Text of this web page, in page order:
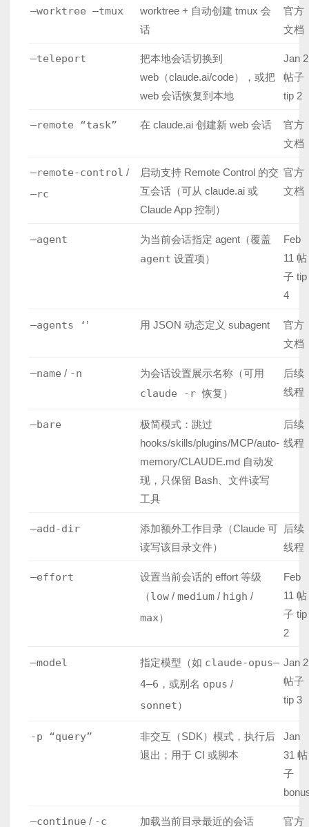
–worktree –tmux
worktree + 自动创建 tmux 会
话
官方
文档
–teleport
把本地会话切换到
web（claude.ai/code），或把
web 会话恢复到本地
Jan 2
帖子
tip 2
–remote “task” 在 claude.ai 创建新 web 会话
官方
文档
–remote-control /
–rc
启动支持 Remote Control 的交
互会话（可从 claude.ai 或
Claude App 控制）
官方
文档
–agent 为当前会话指定 agent（覆盖
agent 设置项）
Feb
11 帖
子 tip
4
–agents ‘ ’ 用 JSON 动态定义 subagent
官方
文档
–name / -n 为会话设置展示名称（可用
claude -r恢复）
后续
线程
–bare
极简模式：跳过
hooks/skills/plugins/MCP/auto-
memory/CLAUDE.md 自动发
现，只保留 Bash、文件读写
工具
后续
线程
–add-dir
添加额外工作目录（Claude 可
读写该目录文件）
后续
线程
–effort
设置当前会话的 effort 等级
（low / medium / high /
max）
Feb
11 帖
子 tip
2
–model 指定模型（如 claude-opus–
4–6 ，或别名 opus /
sonnet）
Jan 2
帖子
tip 3
-p “query”
非交互（SDK）模式，执行后
退出；用于 CI 或脚本
Jan
31 帖
子
–continue / -c 加载当前目录最近的会话 官方